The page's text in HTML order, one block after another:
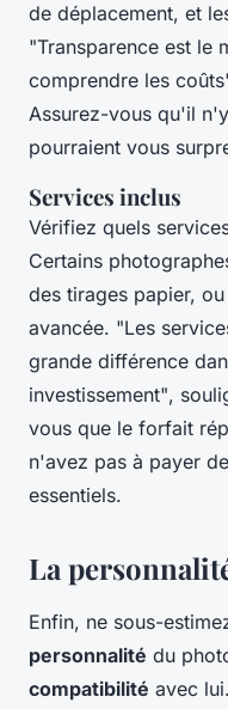
de déplacement, et
"Transparence est
comprendre les
Assurez-vous qu'il
pourraient vous
Services inclus
Vérifiez quels
Certains
des tirages papier,
avancée. "Les
grande différence
investissement",
vous que le forfait
n'avez pas à payer
essentiels.
La
Enfin, ne sous-
personnalité du
compatibilité avec